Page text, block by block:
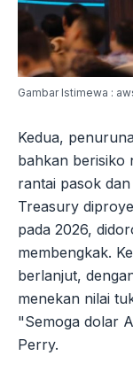
Gambar Istimewa :
Kedua,
bahkan berisiko
rantai pasok
Treasury
pada 2026,
membengkak.
berlanjut,
menekan nilai
"Semoga dolar
Perry.